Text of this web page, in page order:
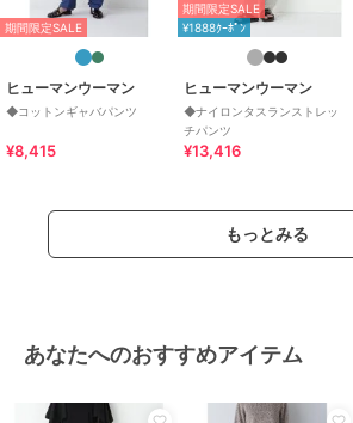
期間限定SALE
ヒューマンウーマン
◆コットンギャバパンツ
¥8,415
期間限定SALE
¥1888ｸｰﾎﾟﾝ
ヒューマンウーマン
◆ナイロンタスランストレッ
チパンツ
¥13,416
もっとみる
あなたへのおすすめアイテム